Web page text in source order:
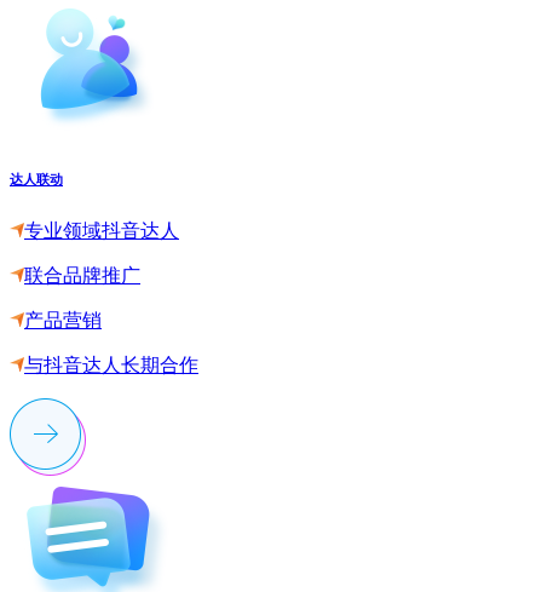
达人联动
专业领域抖音达人
联合品牌推广
产品营销
与抖音达人长期合作